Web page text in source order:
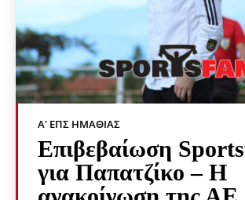
Α' ΕΠΣ ΗΜΑΘΊΑΣ
Επιβεβαίωση
για Παπατζίκο – Η